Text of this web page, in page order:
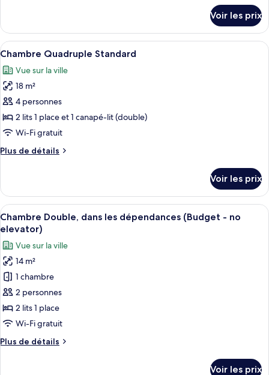
le
type
de
Chambre
Triple
Standard
Voir les prix
Afficher
toutes
les
photos
pour
ce
type
chambre :
Standard
Une chambre d’hôtel avec deux
27
Chambre Quadruple Standard
Vue sur la ville
18 m²
4 personnes
2 lits 1 place et 1 canapé-lit (double)
Wi-Fi gratuit
Plus de détails
Plus
le
type
de
chambre
Quadruple
Standard
Voir les prix
Afficher
toutes
les
photos
pour
ce
type
de
chambre :
Double,
Une chambre d’hôtel avec deux lits,
18
Chambre Double, dans les dépendances (Budget - no
elevator)
Vue sur la ville
14 m²
1 chambre
2 personnes
2 lits 1 place
Wi-Fi gratuit
Plus de détails
Plus
Voir les prix